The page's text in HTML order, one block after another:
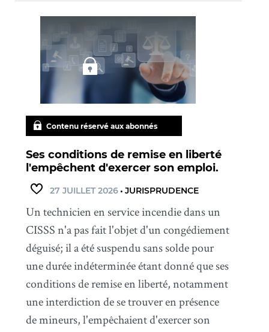
Contenu réservé aux abonnés
Ses conditions de remise en liberté
l'empêchent d'exercer son emploi.
27 JUILLET 2026• JURISPRUDENCE
Un technicien en service incendie dans un
CISSS n'a pas fait l'objet d'un congédiement
déguisé; il a été suspendu sans solde pour
une durée indéterminée étant donné que ses
conditions de remise en liberté, notamment
une interdiction de se trouver en présence
de mineurs, l'empêchaient d'exercer son